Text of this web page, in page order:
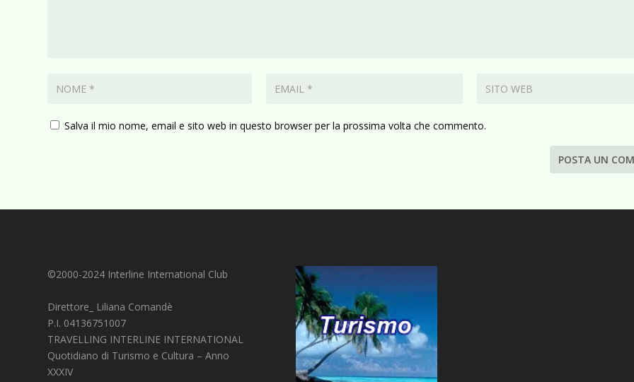
Salva il mio nome, email e sito web in questo browser per la prossima volta che commento.
©2000-2024 Interline International Club
Direttore_ Liliana Comandè
P.I. 04136751007
TRAVELLING INTERLINE INTERNATIONAL
Quotidiano di Turismo e Cultura – Anno
XXXIV